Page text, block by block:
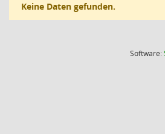
Keine Daten gefunden.
Software: